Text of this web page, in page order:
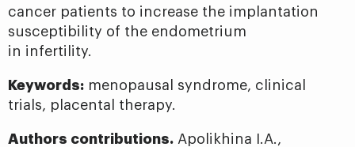
cancer patients to increase the implantation
susceptibility of the endometrium
in infertility.
Keywords: menopausal syndrome, clinical
trials, placental therapy.
Authors contributions. Apolikhina I.A.,